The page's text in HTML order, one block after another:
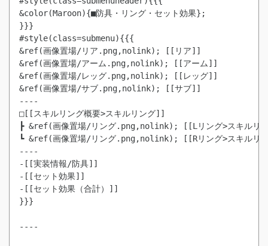
&color(Maroon){■防具・リング・セット効果};
}}}
#style(class=submenu){{{
&ref(画像置場/リア.png,nolink); [[リア]]
&ref(画像置場/アーム.png,nolink); [[アーム]]
&ref(画像置場/レッグ.png,nolink); [[レッグ]]
&ref(画像置場/サブ.png,nolink); [[サブ]]
----
□[[スキルリング概要>スキルリング]]
┣ &ref(画像置場/リング.png,nolink); [[Lリング>スキルリ
┗ &ref(画像置場/リング.png,nolink); [[Rリング>スキルリ
----
-[[実装情報/防具]]
-[[セット効果]]
-[[セット効果（合計）]]
}}}
----